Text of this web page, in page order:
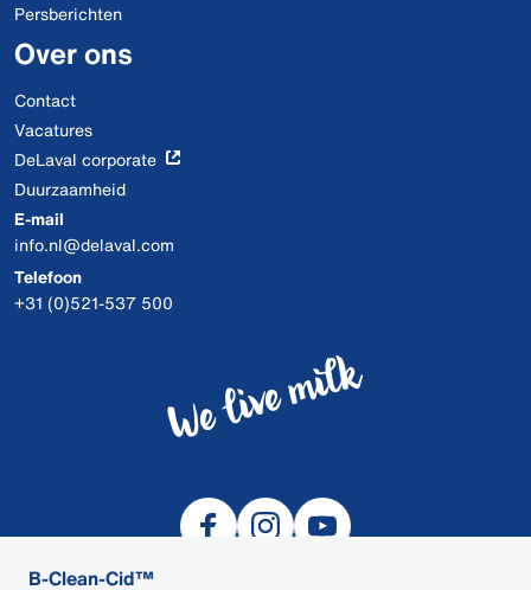
B-Clean-Cid™
Persberichten
Over ons
Contact
Vacatures
DeLaval corporate
Duurzaamheid
E-mail
info.nl@delaval.com
Telefoon
+31 (0)521-537 500